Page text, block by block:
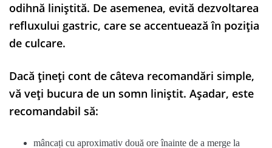
odihnă liniștită. De asemenea, evită dezvoltarea
refluxului gastric, care se accentuează în poziția
de culcare.
Dacă țineți cont de câteva recomandări simple,
vă veți bucura de un somn liniștit. Așadar, este
recomandabil să:
mâncați cu aproximativ două ore înainte de a merge la